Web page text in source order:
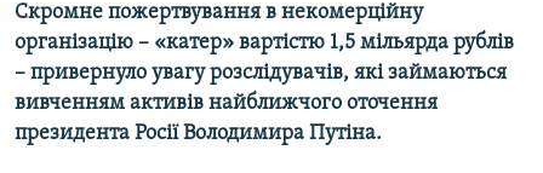
Скромне пожертвування в некомерційну
організацію – «катер» вартістю 1,5 мільярда рублів
– привернуло увагу розслідувачів, які займаються
вивченням активів найближчого оточення
президента Росії Володимира Путіна.